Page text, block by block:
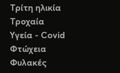
Τρίτη ηλικία
Τροχαία
Υγεία - Covid
Φτώχεια
Φυλακές